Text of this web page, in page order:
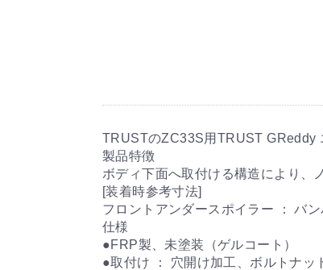
TRUSTのZC33S用TRUST GReddy
製品特徴
ボディ下面へ取付ける構造により、
[装着時参考寸法]
フロントアンダースポイラー ： バ
仕様
●FRP製、未塗装（ゲルコート）
●取付け ： 穴開け加工、ボルトナッ